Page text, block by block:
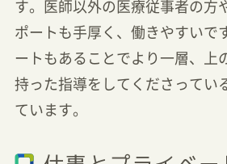
す。医師以外の医療従事者の方
ポートも手厚く、働きやすいで
ートもあることでより一層、上
持った指導をしてくださってい
ています。